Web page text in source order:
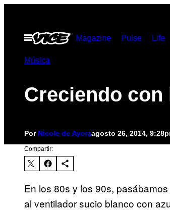
contenido
Abrir
Menú
Magazine Pulse Life
Música
Creciendo con
Por Nicole de Ayoraagosto 26, 2014,
Compartir:
En los 80s y los 90s,
al ventilador sucio blanco con